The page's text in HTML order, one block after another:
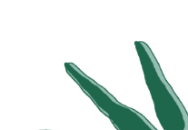
ATTIVITÀ EDITORIALE